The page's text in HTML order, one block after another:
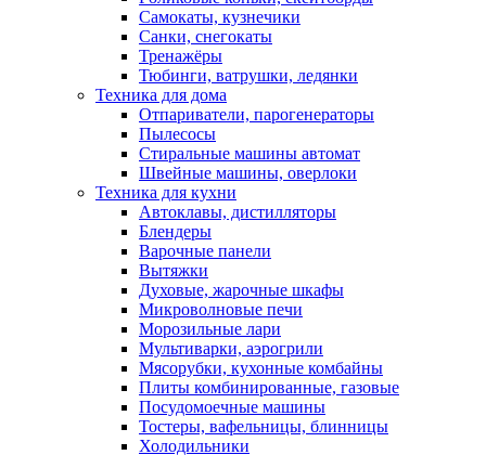
Самокаты, кузнечики
Санки, снегокаты
Тренажёры
Тюбинги, ватрушки, ледянки
Техника для дома
Отпариватели, парогенераторы
Пылесосы
Стиральные машины автомат
Швейные машины, оверлоки
Техника для кухни
Автоклавы, дистилляторы
Блендеры
Варочные панели
Вытяжки
Духовые, жарочные шкафы
Микроволновые печи
Морозильные лари
Мультиварки, аэрогрили
Мясорубки, кухонные комбайны
Плиты комбинированные, газовые
Посудомоечные машины
Тостеры, вафельницы, блинницы
Холодильники